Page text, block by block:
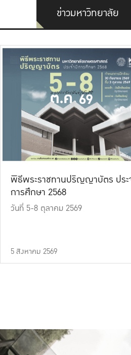
ข่าวมหาวิทยาลัย
พิธีพระราชทานปริญญาบัตร ประ
การศึกษา 2568
วันที่ 5-8 ตุลาคม 2569
5 สิงหาคม 2569